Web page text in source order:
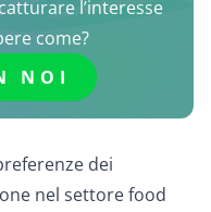
l’interesse
come?
NOI
dei
nel settore food